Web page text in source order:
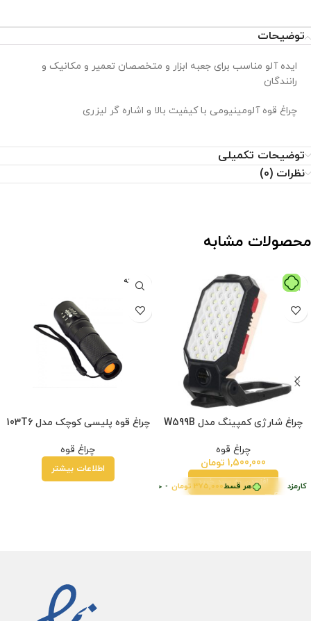
توضیحات
ایده آلو مناسب برای جعبه ابزار و متخصصان تعمیر و مکانیک و
رانندگان
چراغ قوه آلومینیومی با کیفیت بالا و اشاره گر لیزری
توضیحات تکمیلی
نظرات (0)
محصولات مشابه
هر قسط375,000تومان خرید قسطی با ترب‌پی بدون کارمزد
چراغ شارژی کمپینگ مدل W599B
چراغ قوه
1,500,000 تومان
افزودن به سبد خرید
فروخته
شده
چراغ قوه پلیسی کوچک مدل 103T6
چراغ قوه
اطلاعات بیشتر